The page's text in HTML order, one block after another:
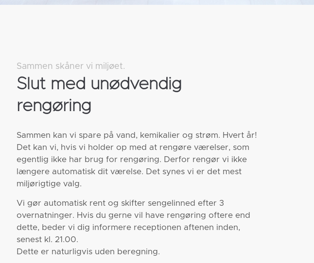
Sammen skåner vi miljøet.
Slut med unødvendig
rengøring
Sammen kan vi spare på vand, kemikalier og strøm. Hvert år!
Det kan vi, hvis vi holder op med at rengøre værelser, som
egentlig ikke har brug for rengøring. Derfor rengør vi ikke
længere automatisk dit værelse. Det synes vi er det mest
miljørigtige valg.
Vi gør automatisk rent og skifter sengelinned efter 3
overnatninger. Hvis du gerne vil have rengøring oftere end
dette, beder vi dig informere receptionen aftenen inden,
senest kl. 21.00.
Dette er naturligvis uden beregning.